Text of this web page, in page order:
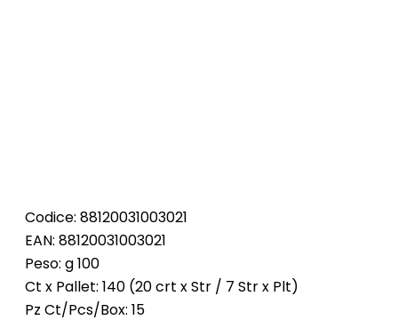
Codice: 88120031003021
EAN: 88120031003021
Peso: g 100
Ct x Pallet: 140 (20 crt x Str / 7 Str x Plt)
Pz Ct/Pcs/Box: 15